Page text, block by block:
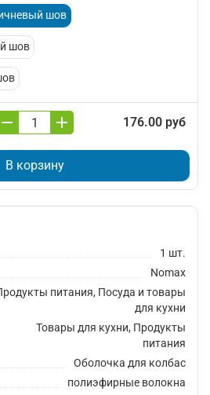
шов
шов
176.00 руб
В корзину
1 шт.
Nomax
питания, Посуда и товары
для кухни
Товары для кухни, Продукты
питания
Оболочка для колбас
полиэфирные волокна